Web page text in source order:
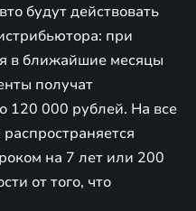
будут действовать
при
в ближайшие месяцы
получат
120 000 рублей. На все
на 7 лет или 200
от того, что